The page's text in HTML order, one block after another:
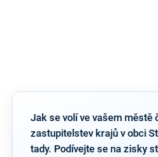
Jak se volí ve vašem městě
zastupitelstev krajů v obci
tady. Podívejte se na zisky